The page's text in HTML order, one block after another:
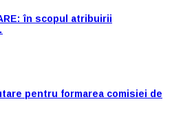
în scopul atribuirii
pentru formarea comisiei de